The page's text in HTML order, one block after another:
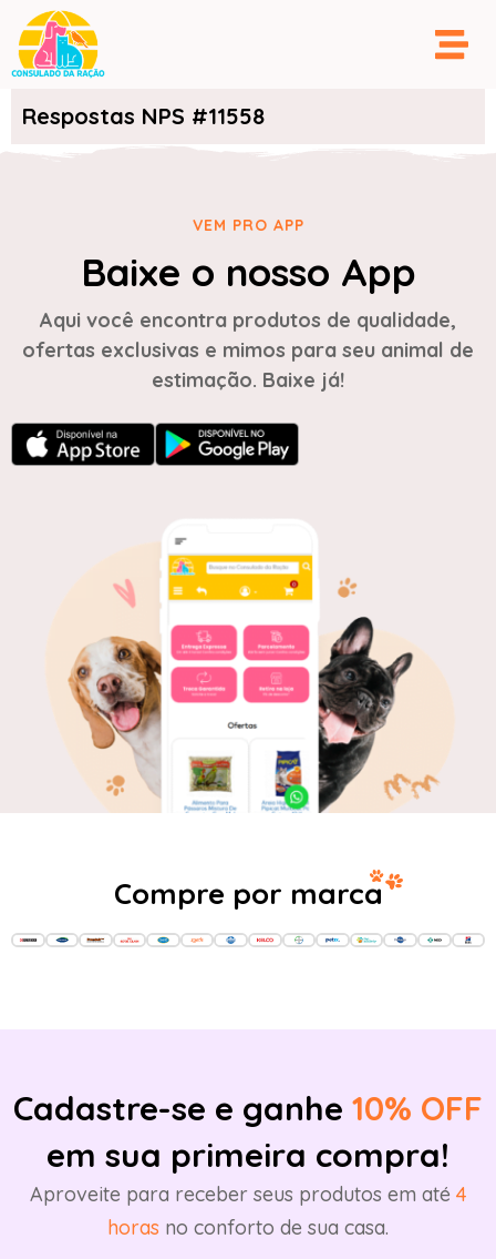
Respostas NPS #11558
VEM PRO APP
Baixe o nosso App
Aqui você encontra produtos de qualidade,
ofertas exclusivas e mimos para seu animal de
estimação. Baixe já!
Compre por marca
Cadastre-se e ganhe 10% OFF
em sua primeira compra!
Aproveite para receber seus produtos em até 4
horas no conforto de sua casa.